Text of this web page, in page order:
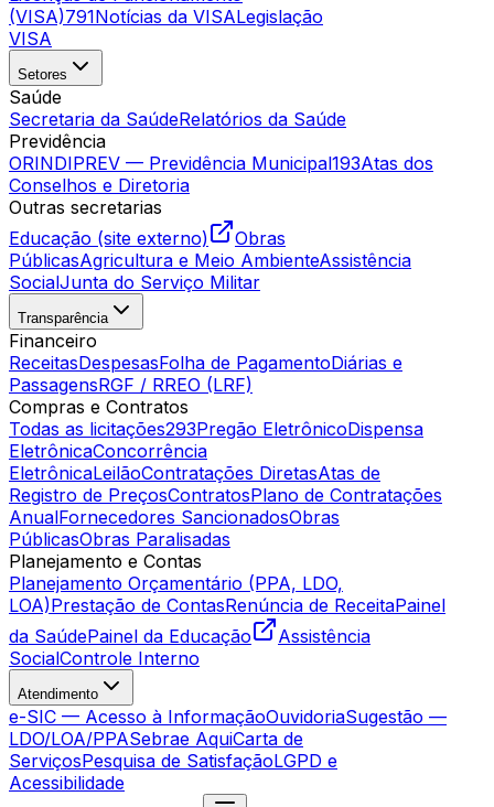
(VISA)791Notícias da VISALegislação
VISA
Setores
Saúde
Secretaria da SaúdeRelatórios da Saúde
Previdência
ORINDIPREV — Previdência Municipal193Atas dos
Conselhos e Diretoria
Outras secretarias
Educação (site externo)
Obras
PúblicasAgricultura e Meio AmbienteAssistência
SocialJunta do Serviço Militar
Transparência
Financeiro
ReceitasDespesasFolha de PagamentoDiárias e
PassagensRGF / RREO (LRF)
Compras e Contratos
Todas as licitações293Pregão EletrônicoDispensa
EletrônicaConcorrência
EletrônicaLeilãoContratações DiretasAtas de
Registro de PreçosContratosPlano de Contratações
AnualFornecedores SancionadosObras
PúblicasObras Paralisadas
Planejamento e Contas
Planejamento Orçamentário (PPA, LDO,
LOA)Prestação de ContasRenúncia de ReceitaPainel
da SaúdePainel da Educação
Assistência
SocialControle Interno
Atendimento
e-SIC — Acesso à InformaçãoOuvidoriaSugestão —
LDO/LOA/PPASebrae AquiCarta de
ServiçosPesquisa de SatisfaçãoLGPD e
Acessibilidade